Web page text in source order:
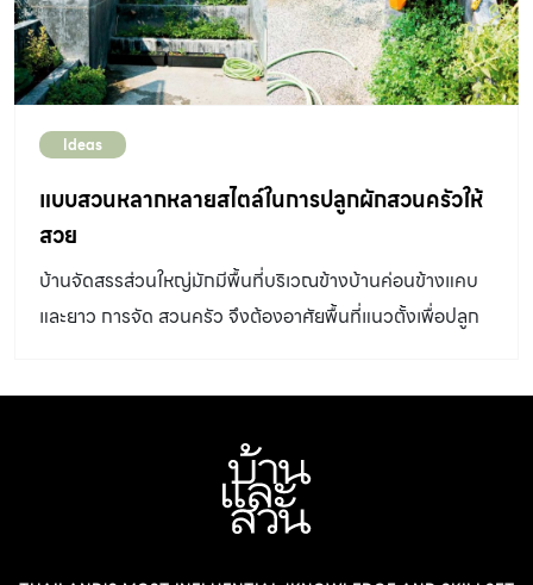
Ideas
แบบสวนหลากหลายสไตล์ในการปลูกผักสวนครัวให้
สวย
บ้านจัดสรรส่วนใหญ่มักมีพื้นที่บริเวณข้างบ้านค่อนข้างแคบ
และยาว การจัด สวนครัว จึงต้องอาศัยพื้นที่แนวตั้งเพื่อปลูก